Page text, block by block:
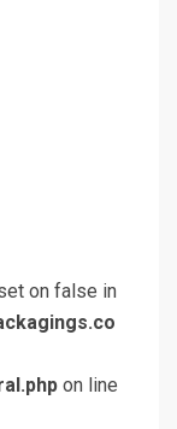
on false in
on line